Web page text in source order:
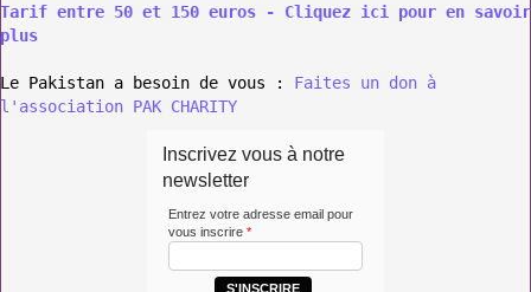
Tarif entre 50 et 150 euros - Cliquez ici pour en savoir
plus
Le Pakistan a besoin de vous : Faites un don à
l'association PAK CHARITY
Inscrivez vous à notre
newsletter
Entrez votre adresse email pour
vous inscrire *
S'INSCRIRE